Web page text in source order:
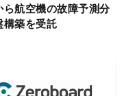
ら航空機の故障予測分
構築を受託